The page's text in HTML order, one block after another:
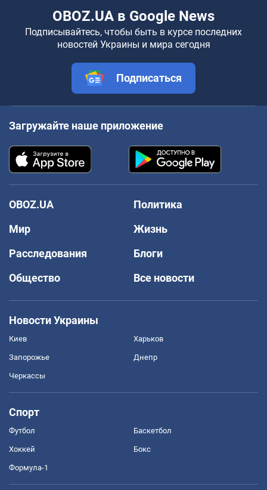
OBOZ.UA в Google News
Подписывайтесь, чтобы быть в курсе последних
новостей Украины и мира сегодня
Подписаться
Загружайте наше приложение
OBOZ.UA
Политика
Мир
Жизнь
Расследования
Блоги
Общество
Все новости
Новости Украины
Киев Харьков
Запорожье Днепр
Черкассы
Спорт
Футбол Баскетбол
Хоккей Бокс
Формула-1